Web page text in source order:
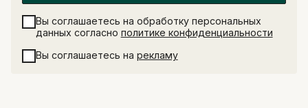
минимум 10 символов
Отправить
Вы соглашаетесь на обработку персональных
данных согласно политике конфиденциальности
Вы соглашаетесь на рекламу